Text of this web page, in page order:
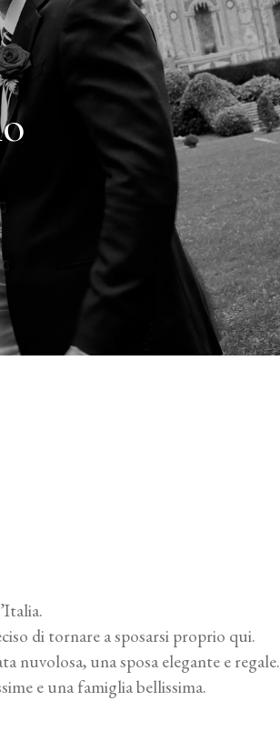
di tornare a sposarsi proprio qui.
una sposa elegante e regale.
e una famiglia bellissima.